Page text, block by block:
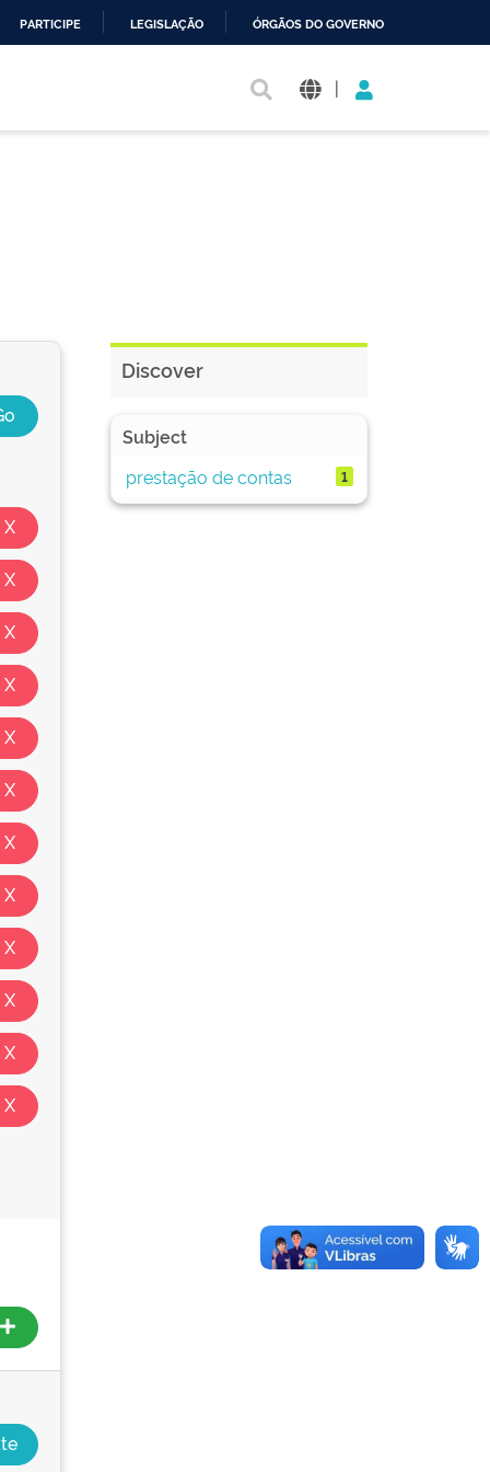
PARTICIPE LEGISLAÇÃO ÓRGÃOS DO GOVERNO
|
Discover
Subject
prestação de contas
1